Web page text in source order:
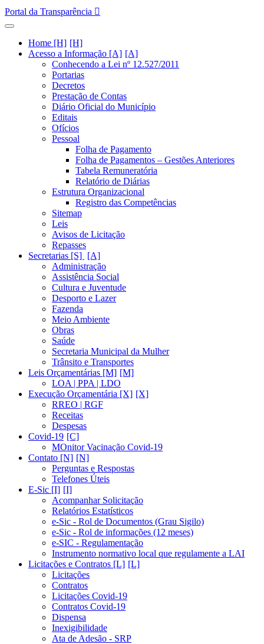
Portal da Transparência
Home [H]
Acesso a Informação [A]
Conhecendo a Lei nº 12.527/2011
Portarias
Decretos
Prestação de Contas
Diário Oficial do Município
Editais
Ofícios
Pessoal
Folha de Pagamento
Folha de Pagamentos – Gestões Anteriores
Tabela Remuneratória
Relatório de Diárias
Estrutura Organizacional
Registro das Competências
Sitemap
Leis
Avisos de Licitação
Repasses
Secretarias [S]
Administração
Assistência Social
Cultura e Juventude
Desporto e Lazer
Fazenda
Meio Ambiente
Obras
Saúde
Secretaria Municipal da Mulher
Trânsito e Transportes
Leis Orçamentárias [M]
LOA | PPA | LDO
Execução Orçamentária [X]
RREO | RGF
Receitas
Despesas
Covid-19
MOnitor Vacinação Covid-19
Contato [N]
Perguntas e Respostas
Telefones Úteis
E-Sic [I]
Acompanhar Solicitação
Relatórios Estatísticos
e-Sic - Rol de Documentos (Grau Sigilo)
e-Sic - Rol de informações (12 meses)
e-SIC - Regulamentação
Instrumento normativo local que regulamente a LAI
Licitações e Contratos [L]
Licitações
Contratos
Licitações Covid-19
Contratos Covid-19
Dispensa
Inexigibilidade
Ata de Adesão - SRP